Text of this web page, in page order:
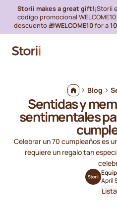
Storii makes a great gift!¡Storii
código promocional
descuento 🎁WELCOME10for a
Blog
Sentidas y
sentimentales
Celebrar un 70 cumpleaños es
requiere un regalo tan
April